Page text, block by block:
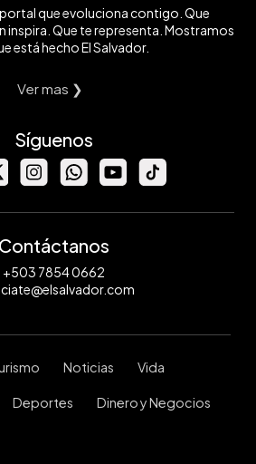
que evoluciona contigo. Que
inspira. Que te representa. Mostramos
está hecho El Salvador.
Ver mas ❯
Síguenos
Contáctanos
+503 7854 0662
Noticias Vida
Deportes Dinero y Negocios